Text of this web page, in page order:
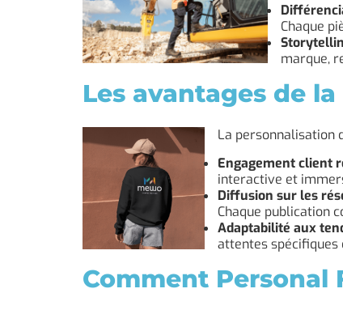
Chaque
marque,
Les avantages de
La
Engagement client
interactive et
Diffusion sur les
Chaque publication
Adaptabilité aux
attentes spécifiques
Comment